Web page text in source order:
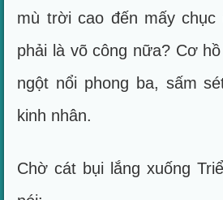
mù trời cao đến mấy
phải là võ công nữa? Cơ
ngột nổi phong ba, sấm
kinh nhân.
Chờ cát bụi lắng xuống